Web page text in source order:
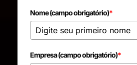
Nome (campo obrigatório)*
Empresa (campo obrigatório)*